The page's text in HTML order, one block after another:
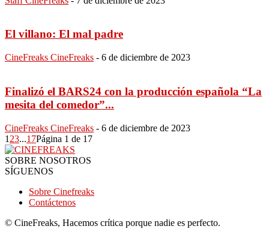
El villano: El mal padre
CineFreaks CineFreaks - 6 de diciembre de 2023
Finalizó el BARS24 con la producción española “La
mesita del comedor”...
CineFreaks CineFreaks - 6 de diciembre de 2023
1 23...17Página 1 de 17
SOBRE NOSOTROS
SÍGUENOS
Sobre Cinefreaks
Contáctenos
© CineFreaks, Hacemos crítica porque nadie es perfecto.